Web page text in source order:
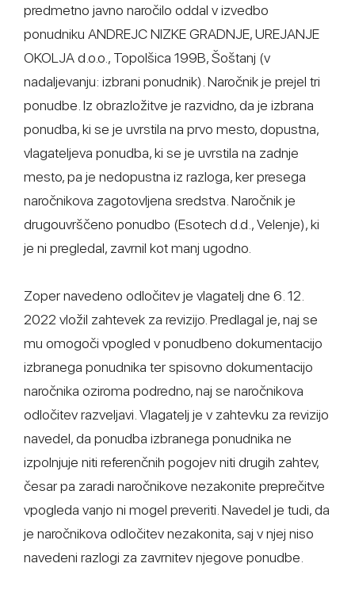
predmetno javno naročilo oddal v izvedbo
ponudniku ANDREJC NIZKE GRADNJE, UREJANJE
OKOLJA d.o.o., Topolšica 199B, Šoštanj (v
nadaljevanju: izbrani ponudnik). Naročnik je prejel tri
ponudbe. Iz obrazložitve je razvidno, da je izbrana
ponudba, ki se je uvrstila na prvo mesto, dopustna,
vlagateljeva ponudba, ki se je uvrstila na zadnje
mesto, pa je nedopustna iz razloga, ker presega
naročnikova zagotovljena sredstva. Naročnik je
drugouvrščeno ponudbo (Esotech d.d., Velenje), ki
je ni pregledal, zavrnil kot manj ugodno.
Zoper navedeno odločitev je vlagatelj dne 6. 12.
2022 vložil zahtevek za revizijo. Predlagal je, naj se
mu omogoči vpogled v ponudbeno dokumentacijo
izbranega ponudnika ter spisovno dokumentacijo
naročnika oziroma podredno, naj se naročnikova
odločitev razveljavi. Vlagatelj je v zahtevku za revizijo
navedel, da ponudba izbranega ponudnika ne
izpolnjuje niti referenčnih pogojev niti drugih zahtev,
česar pa zaradi naročnikove nezakonite preprečitve
vpogleda vanjo ni mogel preveriti. Navedel je tudi, da
je naročnikova odločitev nezakonita, saj v njej niso
navedeni razlogi za zavrnitev njegove ponudbe.